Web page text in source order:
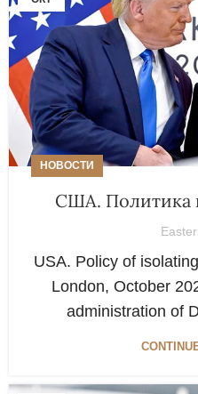
НОВОСТИ
США. Политика
USA. Policy of
London, October
administration of